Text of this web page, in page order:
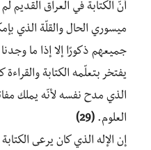
أنّ الكتابة في العراق القديم
ميسوري الحال والقلّة الذي
جميعهم ذكورًا إلا إذا ما
يفتخر بتعلّمه الكتابة
الذي مدح نفسه لأنّه يملك
العلوم. (29)
إن الإله الذي كان يرعى